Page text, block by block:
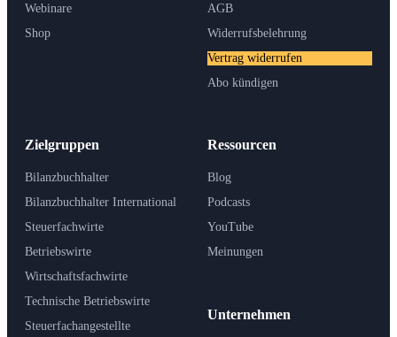
Webinare
Shop
Zielgruppen
Bilanzbuchhalter
Bilanzbuchhalter International
Steuerfachwirte
Betriebswirte
Wirtschaftsfachwirte
Technische Betriebswirte
Steuerfachangestellte
Ressourcen
Blog
Podcasts
YouTube
Meinungen
Unternehmen
AGB
Widerrufsbelehrung
Vertrag widerrufen
Abo kündigen